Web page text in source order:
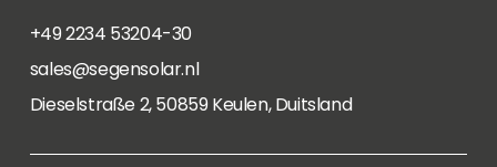
+49 2234 53204-30
sales@segensolar.nl
Dieselstraße 2, 50859 Keulen, Duitsland